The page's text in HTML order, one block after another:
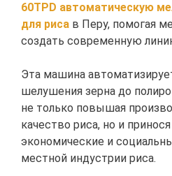
60TPD автоматическую
для риса в Перу, помогая
создать современную
Эта машина
шелушения зерна до
не только повышая
качество риса, но и
экономические и
местной индустрии риса.